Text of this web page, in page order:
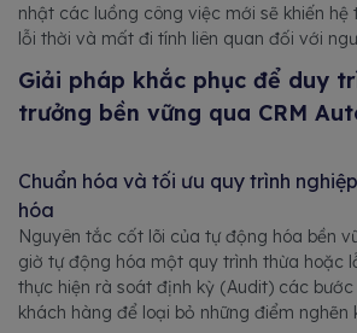
nhật các luồng công việc mới sẽ khiến hệ
lỗi thời và mất đi tính liên quan đối với
Giải pháp khắc phục để duy
trưởng bền vững qua CRM
Chuẩn hóa và tối ưu quy trình
hóa
Nguyên tắc cốt lõi của tự động hóa bền
giờ tự động hóa một quy trình thừa hoặc
thực hiện rà soát định kỳ (Audit) các
khách hàng để loại bỏ những điểm nghẽn